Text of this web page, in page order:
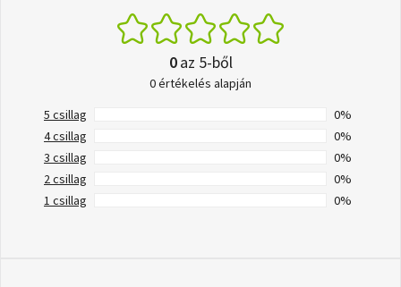
0az 5-ből
0 értékelés alapján
5 csillag
0%
4 csillag
0%
3 csillag
0%
2 csillag
0%
1 csillag
0%